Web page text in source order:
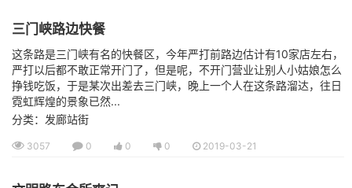
三门峡路边快餐
这条路是三门峡有名的快餐区，今年严打前路边估计有10家店左右，
严打以后都不敢正常开门了，但是呢，不开门营业让别人小姑娘怎么
挣钱吃饭，于是某次出差去三门峡，晚上一个人在这条路溜达，往日
霓虹辉煌的景象已然...
分类：发廊站街
3057 0 0 0 2019-03-21